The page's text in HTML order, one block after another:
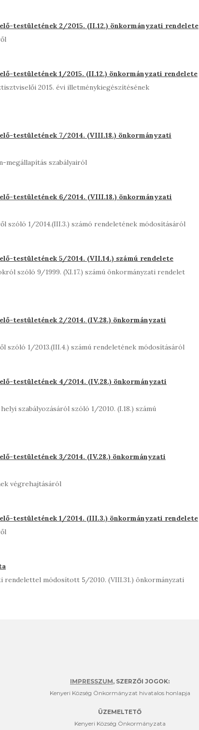
testületének 2/2015. (II.12.) önkormányzati rendelete
testületének 1/2015. (II.12.) önkormányzati rendelete
2015. évi illetménykiegészítésének
testületének 7/2014. (VIII.18.) önkormányzati
megállapítás szabályairól
testületének 6/2014. (VIII.18.) önkormányzati
szóló 1/2014.(III.3.) számó rendeletének módosításáról
testületének 5/2014. (VII.14.) számú rendelete
szóló 9/1999. (XI.17.) számú önkormányzati rendelet
testületének 2/2014. (IV.28.) önkormányzati
szóló 1/2013.(III.4.) számú rendeletének módosításáról
testületének 4/2014. (IV.28.) önkormányzati
szabályozásáról szóló 1/2010. (I.18.) számú
testületének 3/2014. (IV.28.) önkormányzati
végrehajtásáról
testületének 1/2014. (III.3.) önkormányzati rendelete
rendelettel módosított 5/2010. (VIII.31.) önkormányzati
IMPRESSZUM, SZERZŐI JOGOK:
Kenyeri Község Önkormányzat hivatalos honlapja
ÜZEMELTETŐ
Kenyeri Község Önkormányzata